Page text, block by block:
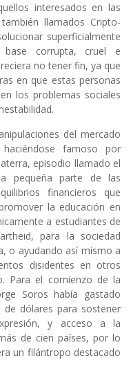
interesados en las
llamados Cripto-
superficialmente
base corrupta, cruel e
no tener fin, ya que
en que estas personas
los problemas sociales
del mercado
famoso por
episodio llamado el
pequeña parte de las
financieros que
la educación en
a estudiantes de
para la sociedad
o ayudando así mismo a
disidentes en otros
Para el comienzo de la
Soros había gastado
dólares para sostener
y acceso a la
de cien países, por lo
un filántropo destacado